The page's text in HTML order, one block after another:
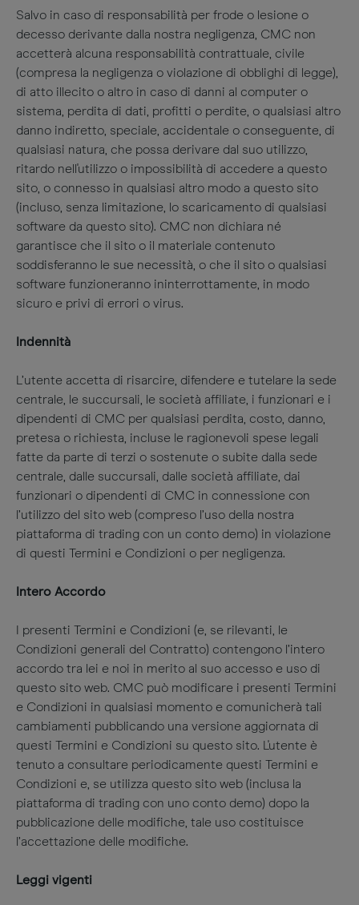
Salvo in caso di responsabilità per frode o lesione o
decesso derivante dalla nostra negligenza, CMC non
accetterà alcuna responsabilità contrattuale, civile
(compresa la negligenza o violazione di obblighi di legge),
di atto illecito o altro in caso di danni al computer o
sistema, perdita di dati, profitti o perdite, o qualsiasi altro
danno indiretto, speciale, accidentale o conseguente, di
qualsiasi natura, che possa derivare dal suo utilizzo,
ritardo nell'utilizzo o impossibilità di accedere a questo
sito, o connesso in qualsiasi altro modo a questo sito
(incluso, senza limitazione, lo scaricamento di qualsiasi
software da questo sito). CMC non dichiara né
garantisce che il sito o il materiale contenuto
soddisferanno le sue necessità, o che il sito o qualsiasi
software funzioneranno ininterrottamente, in modo
sicuro e privi di errori o virus.
Indennità
L’utente accetta di risarcire, difendere e tutelare la sede
centrale, le succursali, le società affiliate, i funzionari e i
dipendenti di CMC per qualsiasi perdita, costo, danno,
pretesa o richiesta, incluse le ragionevoli spese legali
fatte da parte di terzi o sostenute o subite dalla sede
centrale, dalle succursali, dalle società affiliate, dai
funzionari o dipendenti di CMC in connessione con
l’utilizzo del sito web (compreso l’uso della nostra
piattaforma di trading con un conto demo) in violazione
di questi Termini e Condizioni o per negligenza.
Intero Accordo
I presenti Termini e Condizioni (e, se rilevanti, le
Condizioni generali del Contratto) contengono l’intero
accordo tra lei e noi in merito al suo accesso e uso di
questo sito web. CMC può modificare i presenti Termini
e Condizioni in qualsiasi momento e comunicherà tali
cambiamenti pubblicando una versione aggiornata di
questi Termini e Condizioni su questo sito. L'utente è
tenuto a consultare periodicamente questi Termini e
Condizioni e, se utilizza questo sito web (inclusa la
piattaforma di trading con uno conto demo) dopo la
pubblicazione delle modifiche, tale uso costituisce
l’accettazione delle modifiche.
Leggi vigenti